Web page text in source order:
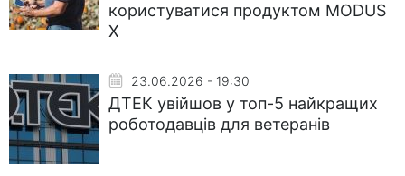
користуватися продуктом MODUS
X
23.06.2026 - 19:30
ДТЕК увійшов у топ-5 найкращих
роботодавців для ветеранів